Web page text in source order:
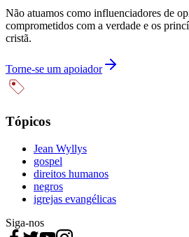
Não atuamos como influenciadores de
comprometidos com a verdade e os
cristã.
Torne-se um apoiador
Tópicos
Jean Wyllys
gospel
direitos humanos
negros
igrejas evangélicas
Siga-nos